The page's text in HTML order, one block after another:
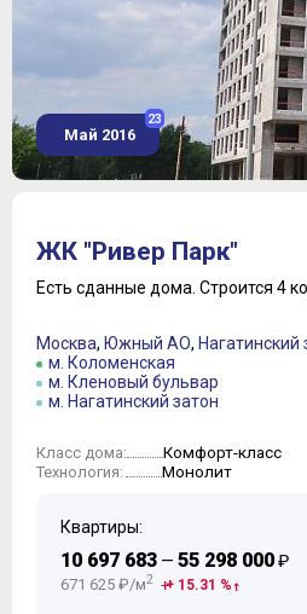
Май 2016
23
ЖК "Ривер Парк"
Есть сданные дома. Строится 4
Москва, Южный АО, Нагатинский
м. Коломенская
м. Кленовый бульвар
м. Нагатинский затон
Класс дома: Комфорт-класс
Технология: Монолит
Квартиры:
10 697 683 — 55 298 000₽
671 625 ₽/м2 + 15.31 %